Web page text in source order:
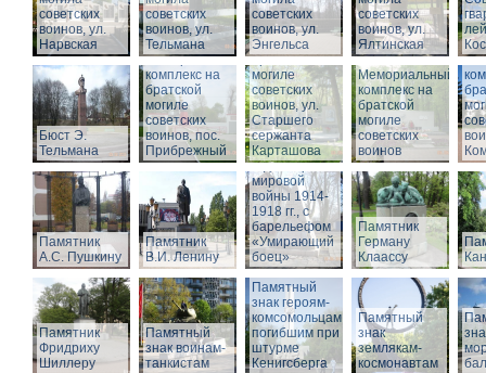
советских
воинов, ул.
Нарвская
советских
воинов, ул.
Тельмана
советских
воинов, ул.
Энгельса
советских
воинов, ул.
Ялтинская
Бюст Э.
Тельмана
Мемориальный
комплекс на
братской
могиле
советских
воинов, пос.
Прибрежный
Мемориальный
комплекс на
братской
могиле
советских
воинов, ул.
Старшего
сержанта
Карташова
Мемориальный
комплекс на
братской
могиле
советских
воинов
Памятник
А.С. Пушкину
Памятник
В.И. Ленину
Памятник
воинам,
погибшим в
годы Первой
мировой
войны 1914-
1918 гг., с
барельефом
«Умирающий
боец»
Памятник
Герману
Клаассу
Памятник
Фридриху
Шиллеру
Памятный
знак воинам-
танкистам
Памятный
знак героям-
комсомольцам,
погибшим при
штурме
Кенигсберга
Памятный
знак
землякам-
космонавтам